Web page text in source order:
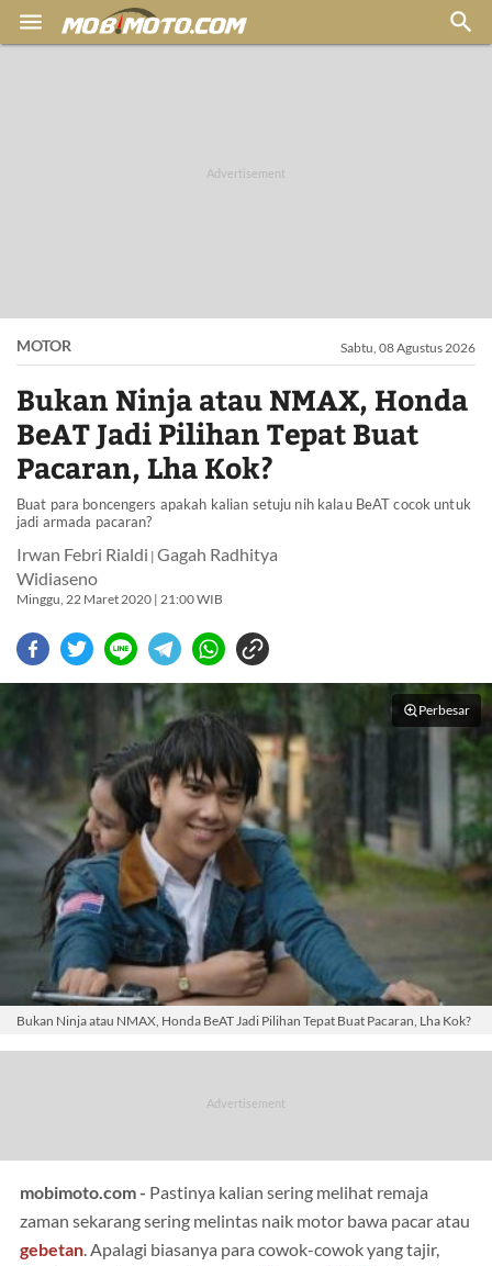
 
MOTOR Sabtu, 08 Agustus 2026
Bukan Ninja atau NMAX, Honda
BeAT Jadi Pilihan Tepat Buat
Pacaran, Lha Kok?
Buat para boncengers apakah kalian setuju nih kalau BeAT cocok untuk
jadi armada pacaran?
Irwan Febri Rialdi | Gagah Radhitya
Widiaseno
Minggu, 22 Maret 2020 | 21:00 WIB
Perbesar
Bukan Ninja atau NMAX, Honda BeAT Jadi Pilihan Tepat Buat Pacaran, Lha Kok?
mobimoto.com - Pastinya kalian sering melihat remaja
zaman sekarang sering melintas naik motor bawa pacar atau
gebetan. Apalagi biasanya para cowok-cowok yang tajir,